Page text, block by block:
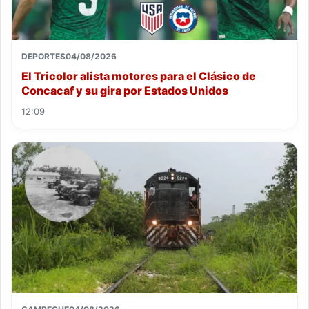
DEPORTES04/08/2026
El Tricolor alista motores para el Clásico de
Concacaf y su gira por Estados Unidos
12:09